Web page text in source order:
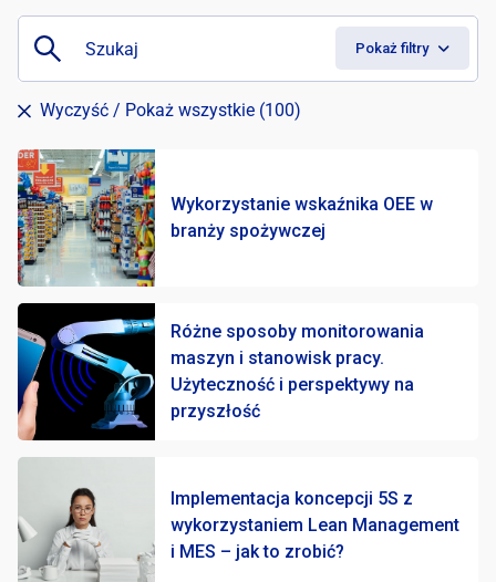
Pokaż filtry
Wyczyść / Pokaż wszystkie (100)
Wykorzystanie wskaźnika OEE w
branży spożywczej
Różne sposoby monitorowania
maszyn i stanowisk pracy.
Użyteczność i perspektywy na
przyszłość
Implementacja koncepcji 5S z
wykorzystaniem Lean Management
i MES – jak to zrobić?